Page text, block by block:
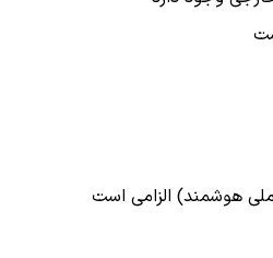
هوشمند) الزامی است